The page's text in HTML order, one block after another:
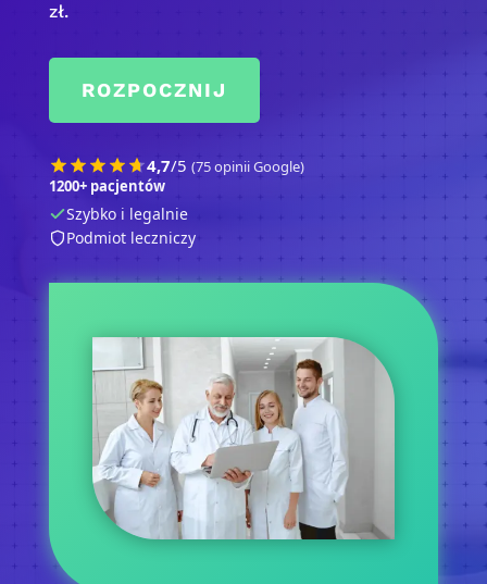
zł.
ROZPOCZNIJ
4,7/5 (75opinii Google)
1200+ pacjentów
Szybko i legalnie
Podmiot leczniczy